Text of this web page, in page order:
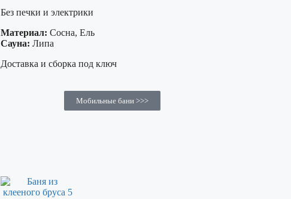
Без печки и электрики
Материал: Сосна, Ель
Сауна: Липа
Доставка и сборка под ключ
Мобильные бани >>>